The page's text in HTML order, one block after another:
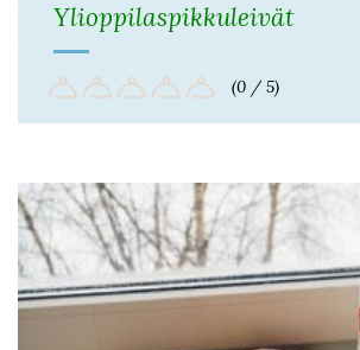
Ylioppilaspikkuleivät
(0 / 5)